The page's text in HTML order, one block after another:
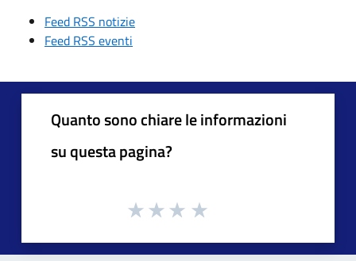
Feed RSS notizie
Feed RSS eventi
Quanto sono chiare le informazioni
su questa pagina?